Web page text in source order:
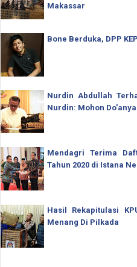
Makassar
Bone Berduka, DPP
Nurdin Abdullah
Nurdin: Mohon Do'anya
Mendagri Terima
Tahun 2020 di Istana
Hasil Rekapitulasi
Menang Di Pilkada